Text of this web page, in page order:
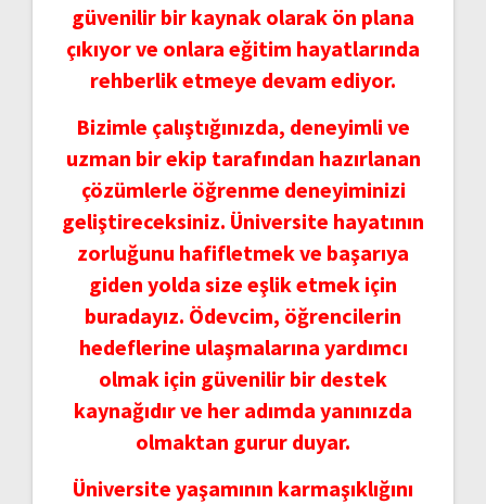
güvenilir bir kaynak olarak ön plana
çıkıyor ve onlara eğitim hayatlarında
rehberlik etmeye devam ediyor.
Bizimle çalıştığınızda, deneyimli ve
uzman bir ekip tarafından hazırlanan
çözümlerle öğrenme deneyiminizi
geliştireceksiniz. Üniversite hayatının
zorluğunu hafifletmek ve başarıya
giden yolda size eşlik etmek için
buradayız. Ödevcim, öğrencilerin
hedeflerine ulaşmalarına yardımcı
olmak için güvenilir bir destek
kaynağıdır ve her adımda yanınızda
olmaktan gurur duyar.
Üniversite yaşamının karmaşıklığını